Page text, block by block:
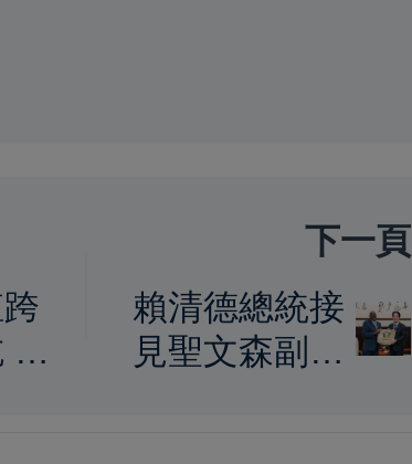
永
下一頁
賴清德總統接
見聖文森副總